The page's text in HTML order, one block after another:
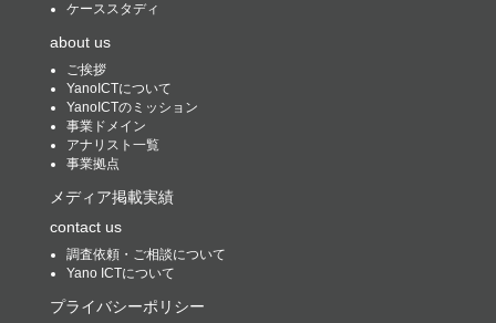
ケーススタディ
about us
ご挨拶
YanoICTについて
YanoICTのミッション
事業ドメイン
アナリスト一覧
事業拠点
メディア掲載実績
contact us
調査依頼・ご相談について
Yano ICTについて
プライバシーポリシー